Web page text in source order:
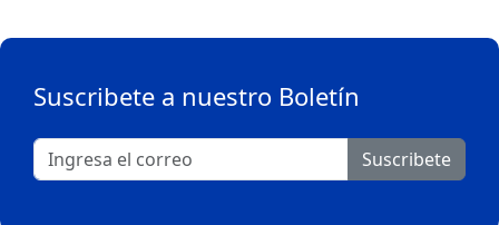
Suscribete a nuestro Boletín
Suscribete